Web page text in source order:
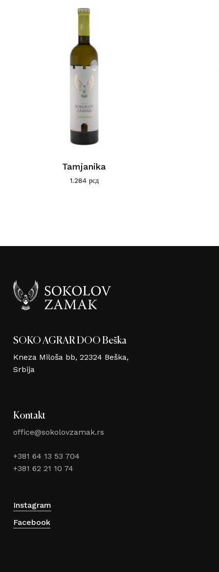
Tamjanika
1.284 рсд
SOKO AGRAR DOO Beška
Kneza Miloša bb, 22324 Beška,
Srbija
Kontakt
office@sokolovzamak.rs
+381 64 13 53 704
+381 62 21 10 74
Instagram
Facebook